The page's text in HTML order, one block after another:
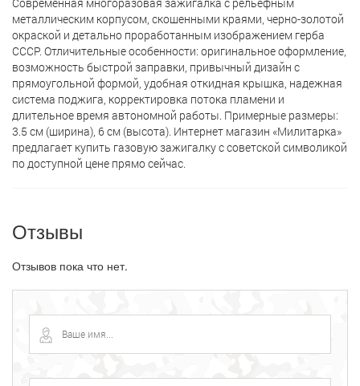
металлическим корпусом, скошенными краями, черно-золотой
окраской и детально проработанным изображением герба
СССР. Отличительные особенности: оригинальное оформление,
возможность быстрой заправки, привычный дизайн с
прямоугольной формой, удобная откидная крышка, надежная
система поджига, корректировка потока пламени и
длительное время автономной работы. Примерные размеры:
3.5 см (ширина), 6 см (высота). Интернет магазин «Милитарка»
предлагает кyпить газовую зажигалку с советской символикой
по доступной цене прямо сейчас.
Отзывы
Отзывов пока что нет.